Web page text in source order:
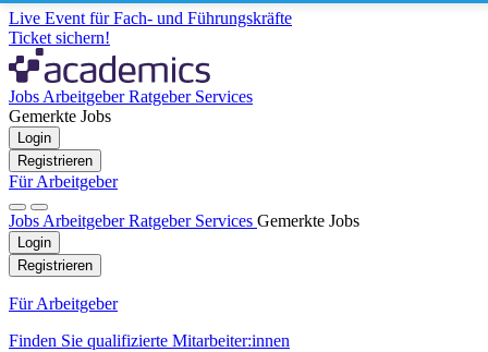
Live Event für Fach- und Führungskräfte
Ticket sichern!
Jobs ArbeitgeberRatgeber Services
Gemerkte Jobs
Login
Registrieren
Für Arbeitgeber
Jobs ArbeitgeberRatgeber Services Gemerkte Jobs
Login
Registrieren
Für Arbeitgeber
Finden Sie qualifizierte Mitarbeiter:innen